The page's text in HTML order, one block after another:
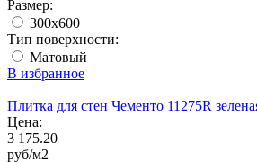
Размер:
300x600
Тип поверхности:
Матовый
В избранное
Плитка для стен Чементо 11275R
Цена:
3 175.20
руб/м2